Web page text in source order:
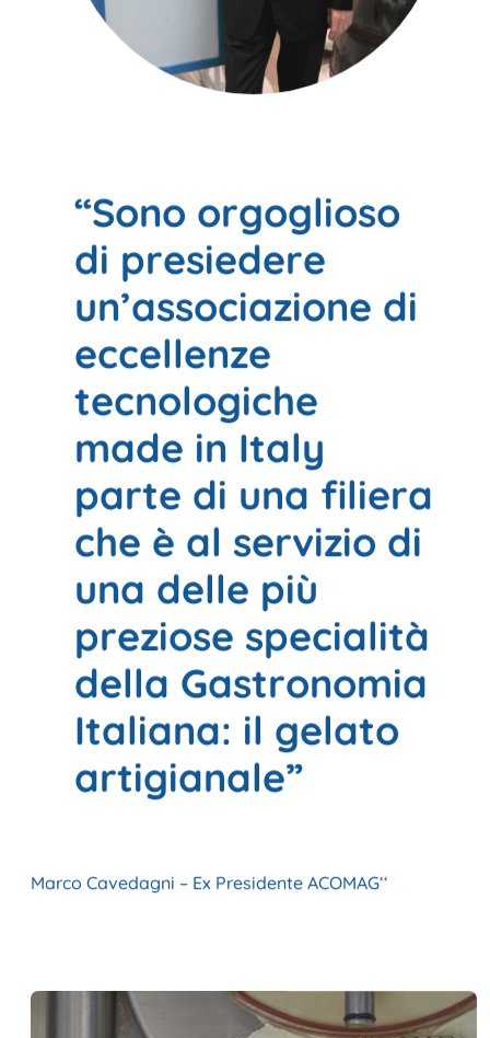
“Sono orgoglioso
di presiedere
un’associazione di
eccellenze
tecnologiche
made in Italy
parte di una filiera
che è al servizio di
una delle più
preziose specialità
della Gastronomia
Italiana: il gelato
artigianale”
Marco Cavedagni – Ex Presidente ACOMAG‘‘